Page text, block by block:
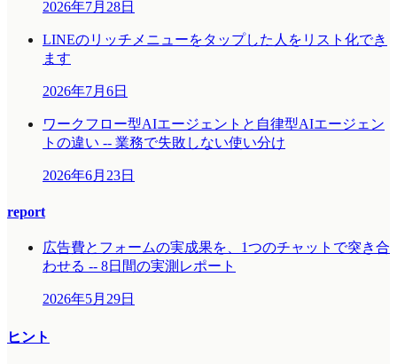
2026年7月28日
LINEのリッチメニューをタップした人をリスト化でき
ます
2026年7月6日
ワークフロー型AIエージェントと自律型AIエージェン
トの違い -- 業務で失敗しない使い分け
2026年6月23日
report
広告費とフォームの実成果を、1つのチャットで突き合
わせる -- 8日間の実測レポート
2026年5月29日
ヒント